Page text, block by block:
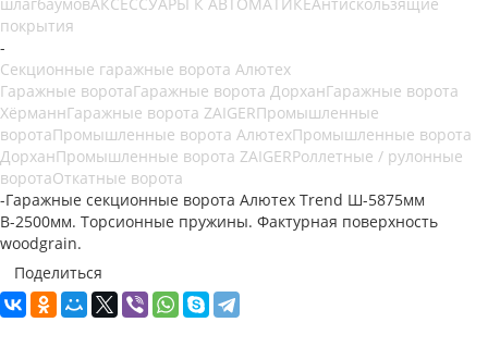
покрытия
-
Секционные гаражные ворота Алютех
Гаражные воротаГаражные ворота ДорханГаражные ворота
ХёрманнГаражные ворота ZAIGERПромышленные
воротаПромышленные ворота АлютехПромышленные ворота
ДорханПромышленные ворота ZAIGERРоллетные / рулонные
воротаОткатные ворота
-Гаражные секционные ворота Алютех Trend Ш-5875мм
В-2500мм. Торсионные пружины. Фактурная поверхность
woodgrain.
Поделиться